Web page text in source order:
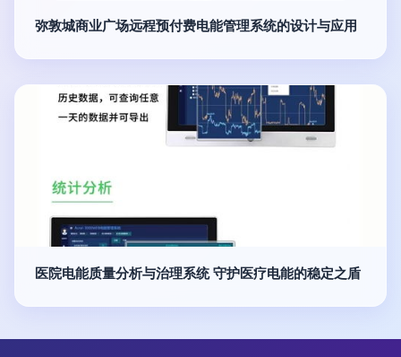
弥敦城商业广场远程预付费电能管理系统的设计与应用
医院电能质量分析与治理系统 守护医疗电能的稳定之盾